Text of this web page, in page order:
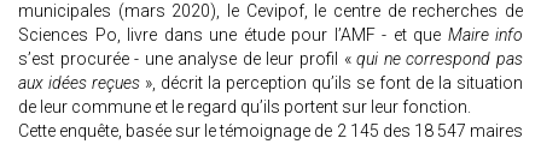
municipales (mars 2020), le Cevipof, le centre de recherches de
Sciences Po, livre dans une étude pour l’AMF - et que Maire info
s’est procurée - une analyse de leur profil «qui ne correspond pas
aux idées reçues », décrit la perception qu’ils se font de la situation
de leur commune et le regard qu’ils portent sur leur fonction.
Cette enquête, basée sur le témoignage de 2 145 des 18 547 maires